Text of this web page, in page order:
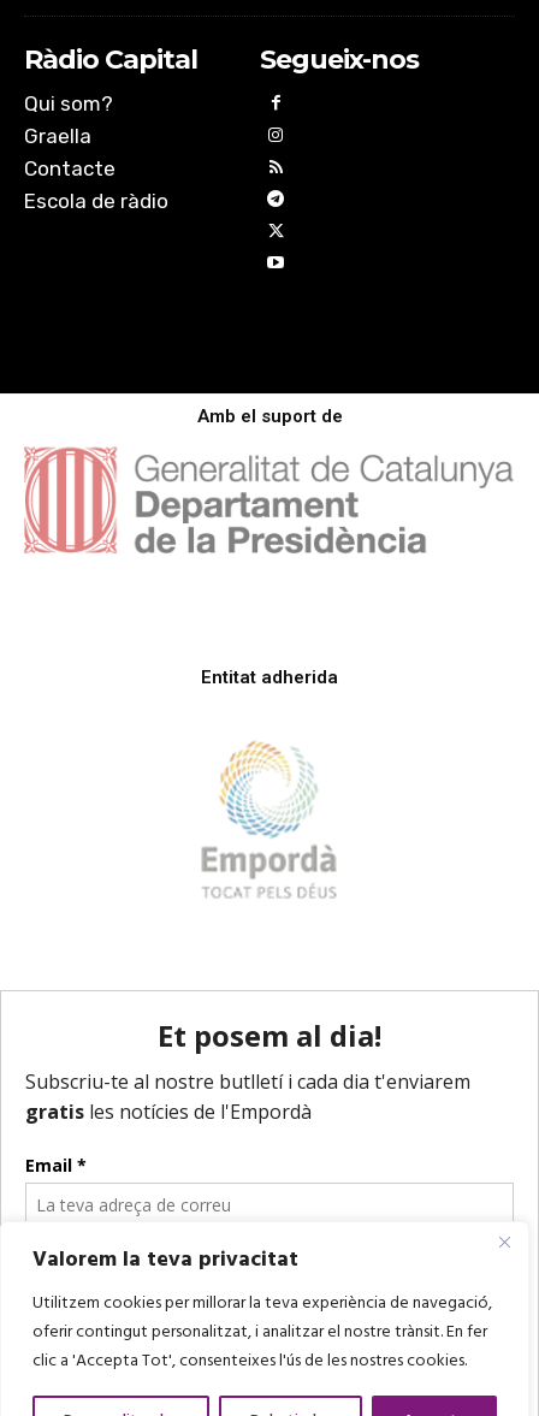
Valorem la teva privacitat
Utilitzem cookies per millorar la teva experiència de navegació,
oferir contingut personalitzat, i analitzar el nostre trànsit. En fer
clic a 'Accepta Tot', consenteixes l'ús de les nostres cookies.
Ràdio Capital
Qui som?
Graella
Contacte
Escola de ràdio
Segueix-nos
Amb el suport de
Entitat adherida